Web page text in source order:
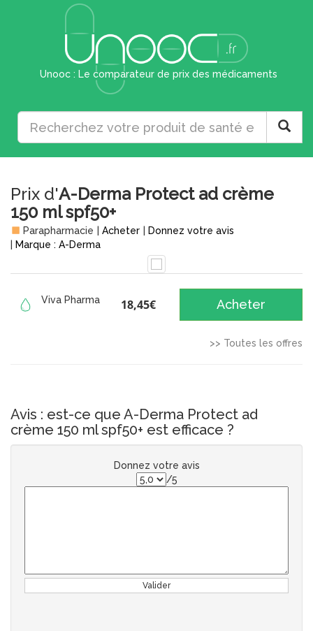
Unooc : Le comparateur de prix des médicaments
Prix d'A-Derma Protect ad crème
150 ml spf50+
Parapharmacie Acheter
Donnez votre avis
Marque : A-Derma
Viva Pharma 18,45€ Acheter
>> Toutes les offres
Avis : est-ce que A-Derma Protect ad
crème 150 ml spf50+ est efficace ?
Donnez votre avis
/5
Valider